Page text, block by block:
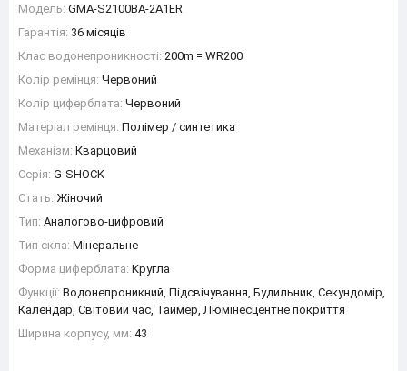
Модель: GMA-S2100BA-2A1ER
Гарантія: 36 місяців
Клас водонепроникності: 200m = WR200
Колір ремінця: Червоний
Колір циферблата: Червоний
Матеріал ремінця: Полімер / синтетика
Механізм: Кварцовий
Серія: G-SHOCK
Стать: Жіночий
Тип: Аналогово-цифровий
Тип скла: Мінеральне
Форма циферблата: Кругла
Функції: Водонепроникний, Підсвічування, Будильник, Секундомір,
Календар, Світовий час, Таймер, Люмінесцентне покриття
Ширина корпусу, мм: 43